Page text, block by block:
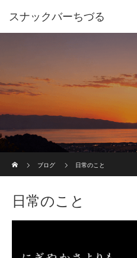
スナックバーちづる
ブログ
日常のこと
日常のこと